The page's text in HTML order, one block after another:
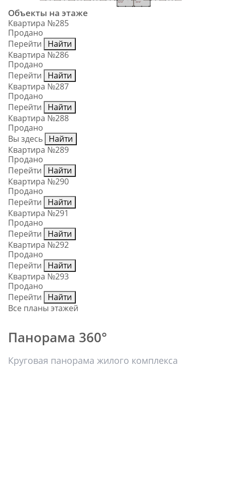
4,2 м²
4,2 м²
Объекты на этаже
Квартира №285
Продано
Перейти
Найти
Квартира №286
Продано
Перейти
Найти
Квартира №287
Продано
Перейти
Найти
Квартира №288
Продано
Вы здесь Найти
Квартира №289
Продано
Перейти
Найти
Квартира №290
Продано
Перейти
Найти
Квартира №291
Продано
Перейти
Найти
Квартира №292
Продано
Перейти
Найти
Квартира №293
Продано
Перейти
Найти
Все планы этажей
Панорама 360°
Круговая панорама жилого комплекса